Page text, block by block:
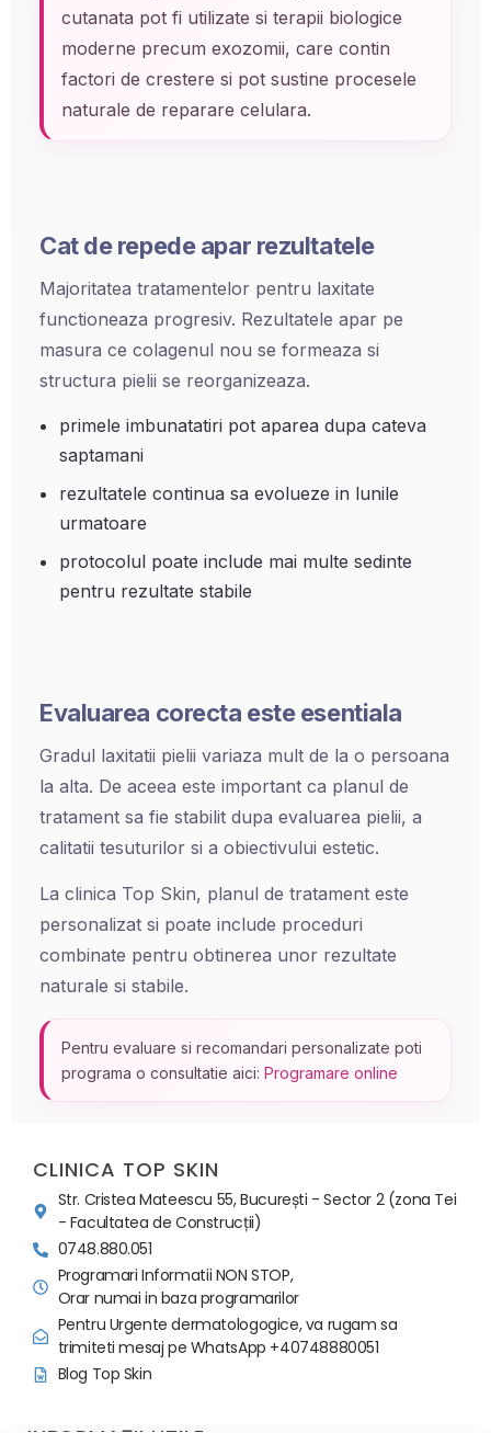
cutanata pot fi utilizate si terapii biologice
moderne precum exozomii, care contin
factori de crestere si pot sustine procesele
naturale de reparare celulara.
Cat de repede apar rezultatele
Majoritatea tratamentelor pentru laxitate
functioneaza progresiv. Rezultatele apar pe
masura ce colagenul nou se formeaza si
structura pielii se reorganizeaza.
primele imbunatatiri pot aparea dupa cateva
saptamani
rezultatele continua sa evolueze in lunile
urmatoare
protocolul poate include mai multe sedinte
pentru rezultate stabile
Evaluarea corecta este esentiala
Gradul laxitatii pielii variaza mult de la o persoana
la alta. De aceea este important ca planul de
tratament sa fie stabilit dupa evaluarea pielii, a
calitatii tesuturilor si a obiectivului estetic.
La clinica Top Skin, planul de tratament este
personalizat si poate include proceduri
combinate pentru obtinerea unor rezultate
naturale si stabile.
Pentru evaluare si recomandari personalizate poti
programa o consultatie aici: Programare online
CLINICA TOP SKIN
Str. Cristea Mateescu 55, București - Sector 2 (zona Tei
- Facultatea de Construcții)
0748.880.051
Programari Informatii NON STOP,
Orar numai in baza programarilor
Pentru Urgente dermatologogice, va rugam sa
trimiteti mesaj pe WhatsApp +40748880051
Blog Top Skin